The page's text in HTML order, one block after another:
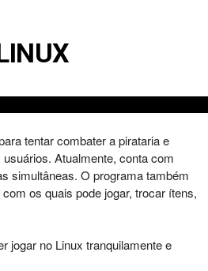
tentar combater a pirataria e
Atualmente, conta com
simultâneas. O programa também
os quais pode jogar, trocar ítens,
jogar no Linux tranquilamente e